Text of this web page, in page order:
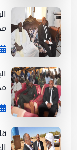
مدير
منذ
مدير
منذ
قام